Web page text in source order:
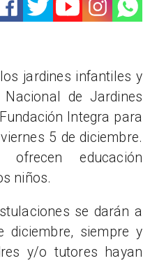
jardines infantiles y
de Jardines
Integra para
5 de diciembre.
ofrecen educación
niños.
se darán a
diciembre, siempre y
y/o tutores hayan